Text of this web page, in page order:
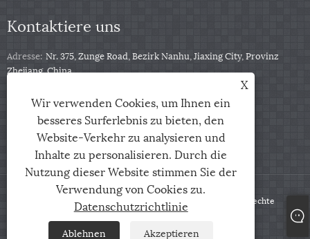
Kontaktiere uns
Adresse: Nr. 375, Zunge Road, Bezirk Nanhu, Jiaxing City, Provinz
Zhejiang, China
Telefon: +86-13511332403
sales@qbfastener.cn
Copyright © 2024 Jiaxing City Qunbang Hardware Co, Ltd. Alle Rechte
X
Wir verwenden Cookies, um Ihnen ein
besseres Surferlebnis zu bieten, den
Website-Verkehr zu analysieren und
Inhalte zu personalisieren. Durch die
Nutzung dieser Website stimmen Sie der
Verwendung von Cookies zu.
Datenschutzrichtlinie
Ablehnen Akzeptieren